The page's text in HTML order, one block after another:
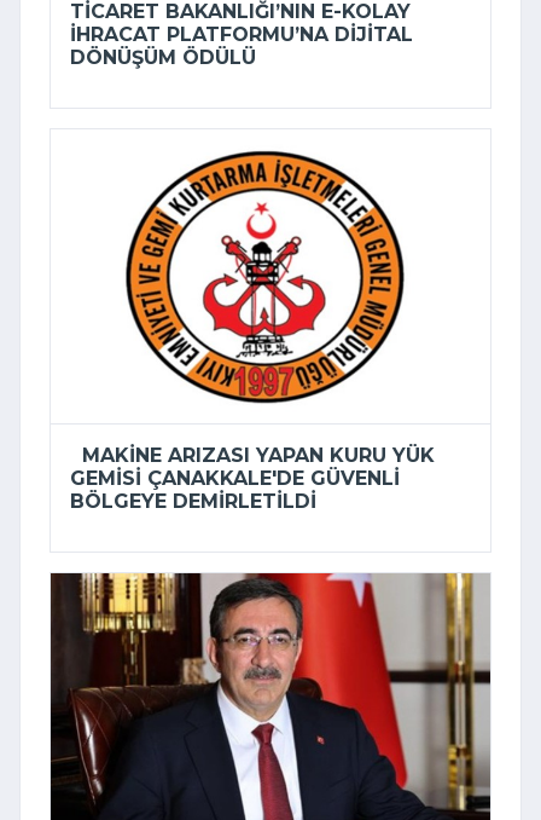
TICARET BAKANLIĞI’NIN E-KOLAY
İHRACAT PLATFORMU’NA DIJITAL
DÖNÜŞÜM ÖDÜLÜ
MAKINE ARIZASI YAPAN KURU YÜK
GEMISI ÇANAKKALE'DE GÜVENLI
BÖLGEYE DEMIRLETILDI